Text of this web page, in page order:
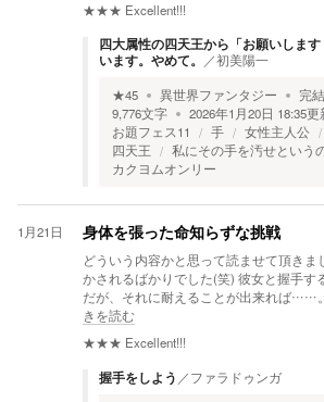
★★★ Excellent!!!
四大属性の四天王から「お願いしま
います。やめて。
／初美陽一
★45 異世界ファンタジー 完
9,776文字 2026年1月20日 18:35更
お題フェス11
手 女性主人公
四天王
私にその手を汚せという
カクヨムオンリー
1月21日 身体を張った命知らずな挑戦
どういう内容かと思って読ませて頂き
かされるばかりでした(笑) 彼女と握手す
だが、それに耐えることが出来れば……
きを読む
★★★ Excellent!!!
握手をしよう ／ファラドゥンガ